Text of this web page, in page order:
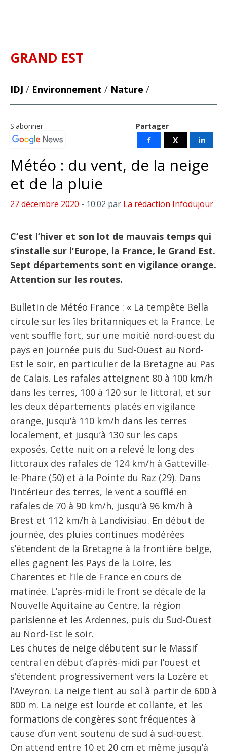
GRAND EST
IDJ / Environnement / Nature /
Partager
f X in
S'abonner
Météo : du vent, de la neige
et de la pluie
27 décembre 2020 - 10:02 par La rédaction Infodujour
C’est l’hiver et son lot de mauvais temps qui
s’installe sur l’Europe, la France, le Grand Est.
Sept départements sont en vigilance orange.
Attention sur les routes.
Bulletin de Météo France : « La tempête Bella
circule sur les îles britanniques et la France. Le
vent souffle fort, sur une moitié nord-ouest du
pays en journée puis du Sud-Ouest au Nord-
Est le soir, en particulier de la Bretagne au Pas
de Calais. Les rafales atteignent 80 à 100 km/h
dans les terres, 100 à 120 sur le littoral, et sur
les deux départements placés en vigilance
orange, jusqu’à 110 km/h dans les terres
localement, et jusqu’à 130 sur les caps
exposés. Cette nuit on a relevé le long des
littoraux des rafales de 124 km/h à Gatteville-
le-Phare (50) et à la Pointe du Raz (29). Dans
l’intérieur des terres, le vent a soufflé en
rafales de 70 à 90 km/h, jusqu’à 96 km/h à
Brest et 112 km/h à Landivisiau. En début de
journée, des pluies continues modérées
s’étendent de la Bretagne à la frontière belge,
elles gagnent les Pays de la Loire, les
Charentes et l’Ile de France en cours de
matinée. L’après-midi le front se décale de la
Nouvelle Aquitaine au Centre, la région
parisienne et les Ardennes, puis du Sud-Ouest
au Nord-Est le soir.
Les chutes de neige débutent sur le Massif
central en début d’après-midi par l’ouest et
s’étendent progressivement vers la Lozère et
l’Aveyron. La neige tient au sol à partir de 600 à
800 m. La neige est lourde et collante, et les
formations de congères sont fréquentes à
cause d’un vent soutenu de sud à sud-ouest.
On attend entre 10 et 20 cm et même jusqu’à